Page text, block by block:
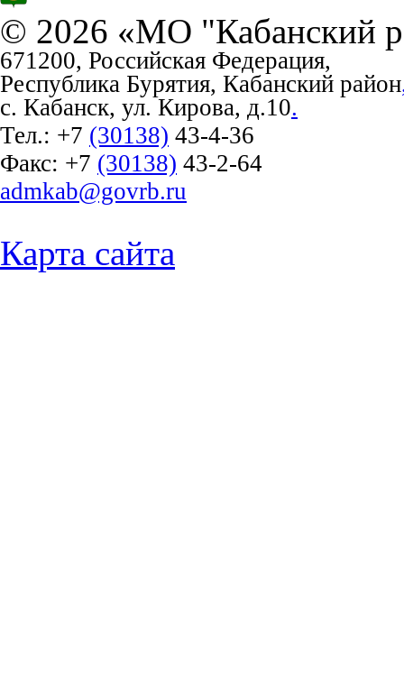
© 2026 «МО "Кабанский
671200, Российская Федерация,
Республика Бурятия, Кабанский район
с. Кабанск, ул. Кирова, д.10.
Тел.: +7 (30138) 43-4-36
Факс: +7 (30138) 43-2-64
admkab@govrb.ru
Карта сайта